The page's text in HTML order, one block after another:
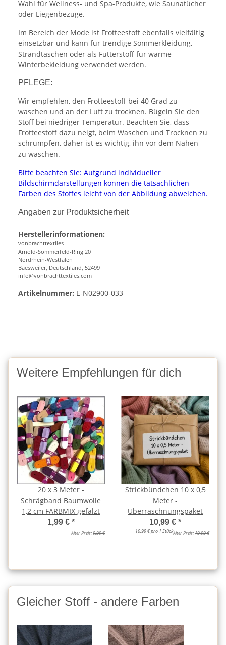
Wahl für Wellness- und Spa-Produkte, wie Saunatücher
oder Liegenbezüge.
Im Bereich der Mode ist Frotteestoff ebenfalls vielfältig
einsetzbar und kann für trendige Sommerkleidung,
Strandtaschen oder als Futterstoff für warme
Winterbekleidung verwendet werden.
PFLEGE:
Wir empfehlen, den Frotteestoff bei 40 Grad zu
waschen und an der Luft zu trocknen. Bügeln Sie den
Stoff bei niedriger Temperatur. Beachten Sie, dass
Frotteestoff dazu neigt, beim Waschen und Trocknen zu
schrumpfen, daher ist es wichtig, ihn vor dem Nähen
zu waschen.
Bitte beachten Sie: Aufgrund individueller
Bildschirmdarstellungen können die tatsächlichen
Farben des Stoffes leicht von der Abbildung abweichen.
Angaben zur Produktsicherheit
Herstellerinformationen:
vonbrachttextiles
Arnold-Sommerfeld-Ring 20
Nordrhein-Westfalen
Baesweiler, Deutschland, 52499
info@vonbrachttextiles.com
Artikelnummer: E-N02900-033
Weitere Empfehlungen für dich
20 x 3 Meter -
Schrägband Baumwolle
1,2 cm FARBMIX gefalzt
1,99 € *
Alter Preis:9,99 €
Strickbündchen 10 x 0,5
Meter -
Überraschnungspaket
10,99 € *
10,99 € pro 1 StückAlter Preis:19,99 €
Gleicher Stoff - andere Farben